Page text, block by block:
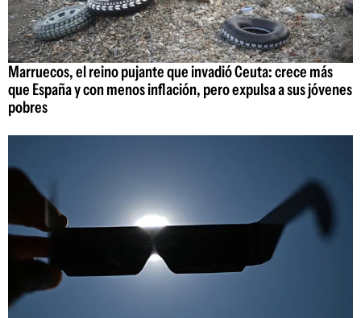
Marruecos, el reino pujante que invadió Ceuta: crece más
que España y con menos inflación, pero expulsa a sus jóvenes
pobres